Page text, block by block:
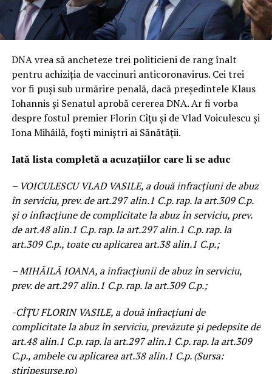
DNA vrea să ancheteze trei politicieni de rang înalt
pentru achiziția de vaccinuri anticoronavirus. Cei trei
vor fi puși sub urmărire penală, dacă președintele Klaus
Iohannis și Senatul aprobă cererea DNA. Ar fi vorba
despre fostul premier Florin Cîțu și de Vlad Voiculescu și
Iona Mihăilă, foști miniștri ai Sănătății.
Iată lista completă a acuzațiilor care li se aduc
– VOICULESCU VLAD VASILE, a două infracţiuni de abuz
în serviciu, prev. de art.297 alin.1 C.p. rap. la art.309 C.p.
și o infracțiune de complicitate la abuz în serviciu, prev.
de art.48 alin.1 C.p. rap. la art.297 alin.1 C.p. rap. la
art.309 C.p., toate cu aplicarea art.38 alin.1 C.p.;
– MIHĂILĂ IOANA, a infracţiunii de abuz în serviciu,
prev. de art.297 alin.1 C.p. rap. la art.309 C.p.;
-CÎȚU FLORIN VASILE, a două infracțiuni de
complicitate la abuz în serviciu, prevăzute și pedepsite de
art.48 alin.1 C.p. rap. la art.297 alin.1 C.p. rap. la art.309
C.p., ambele cu aplicarea art.38 alin.1 C.p. (Sursa:
stiripesurse.ro)